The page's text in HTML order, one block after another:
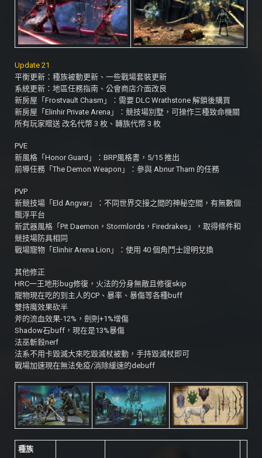
Update 21
平衡更新：種族被動更新、一些戰場套裝更新
系統更新：地區任務指南、公會商店介面改良
新房屋「Frostvault Chasm」：需要 DLC Wrathstone 解鎖後購買
新房屋「Elinhir Private Arena」：競技場別墅，可操作三種致命機關
所有玩家贈送 改名代幣 3 枚、轉族代幣 3 枚
PVE
新風格「Honor Guard」：BRP風格書，5/15 推出
前導任務「The Demon Weapon」：參與 Abnur Tharn 的任務
PVP
新競技場「Eld Angvar」：不同世界交接之間的神秘空間，有無數個
飄浮平台
新武器風格「Pit Daemon，Stormlords，Firedrakes」，取得條件和
競技場防具相同
戰場寵物「Elinhir Arena Lion」：使用 40 個角鬥士證明兌換
其他修正
HRC一王地形bug修復，火法的分身無敵且修復skip
寵物現在吃的到主人的CP、暴率、暴傷等各種buff
雙持魔效果砍半
斧的流血效果-12%，劍則+1%增傷
Shadow石buff，現在是13%暴傷
法巫斬殺nerf
法系不用卡毀滅大來吃毀滅杖被動，手持毀滅杖即可
戰場加速現在無法免疫/消除緩速的debuff
種族